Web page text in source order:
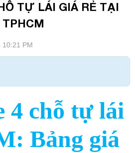
TỰ LÁI GIÁ RẺ TẠI
TPHCM
10:21 PM
4 chỗ tự lái
Bảng giá